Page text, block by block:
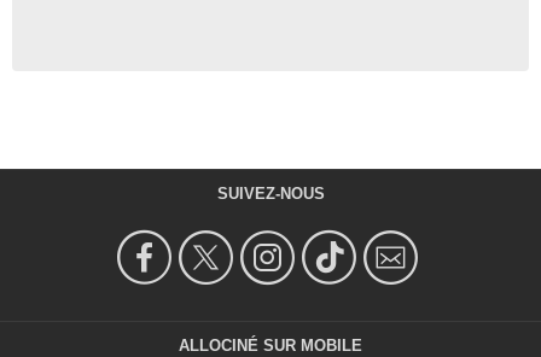
SUIVEZ-NOUS
ALLOCINÉ SUR MOBILE